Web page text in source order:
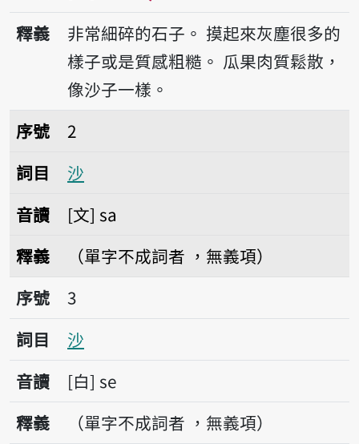
播放音讀sua
釋義 非常細碎的石子。 摸起來灰塵很多的
樣子或是質感粗糙。 瓜果肉質鬆散，
像沙子一樣。
序號2沙
序號
2
詞目
沙
音讀
文 sa
釋義
（單字不成詞者 ，無義項）
序號3沙
序號
3
詞目
沙
音讀
白 se
釋義
（單字不成詞者 ，無義項）